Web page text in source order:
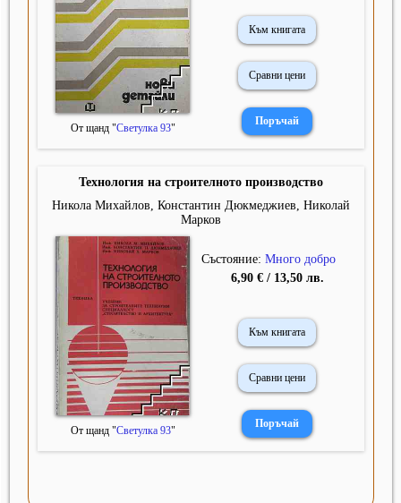
От щанд "Светулка 93"
Към книгата
Сравни цени
Технология на строителното производство
Никола Михайлов, Константин Дюкмеджиев, Николай
Марков
От щанд "Светулка 93"
Състояние: Много добро
6,90 € / 13,50 лв.
Към книгата
Сравни цени